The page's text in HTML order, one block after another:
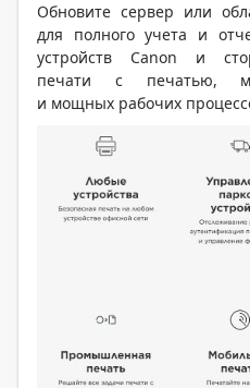
Обновите сервер или
для полного учета и
устройств Canon и
печати с печатью,
и мощных рабочих